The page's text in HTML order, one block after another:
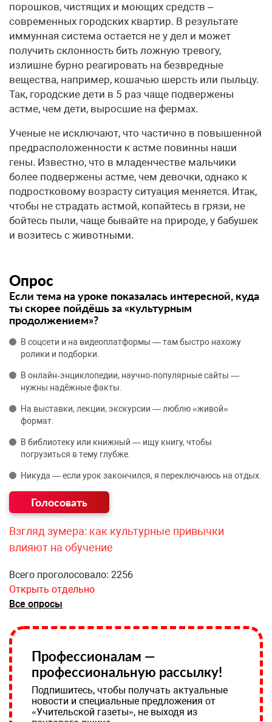
порошков, чистящих и моющих средств –
современных городских квартир. В результате
иммунная система остается не у дел и может
получить склонность бить ложную тревогу,
излишне бурно реагировать на безвредные
вещества, например, кошачью шерсть или пыльцу.
Так, городские дети в 5 раз чаще подвержены
астме, чем дети, выросшие на фермах.
Ученые не исключают, что частично в повышенной
предрасположенности к астме повинны наши
гены. Известно, что в младенчестве мальчики
более подвержены астме, чем девочки, однако к
подростковому возрасту ситуация меняется. Итак,
чтобы не страдать астмой, копайтесь в грязи, не
бойтесь пыли, чаще бывайте на природе, у бабушек
и возитесь с животными.
Опрос
Если тема на уроке показалась интересной, куда
ты скорее пойдёшь за «культурным
продолжением»?
В соцсети и на видеоплатформы — там быстро нахожу
ролики и подборки.
В онлайн‑энциклопедии, научно‑популярные сайты —
нужны надёжные факты.
На выставки, лекции, экскурсии — люблю «живой»
формат.
В библиотеку или книжный — ищу книгу, чтобы
погрузиться в тему глубже.
Никуда — если урок закончился, я переключаюсь на отдых.
Взгляд зумера: как культурные привычки
влияют на обучение
Всего проголосовало: 2256
Открыть отдельно
Все опросы
Профессионалам —
профессиональную рассылку!
Подпишитесь, чтобы получать актуальные
новости и специальные предложения от
«Учительской газеты», не выходя из